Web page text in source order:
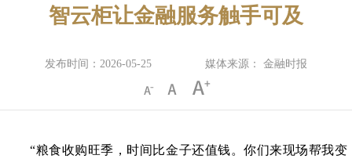
智云柜让金融服务触手可及
发布时间：2026-05-25 媒体来源： 金融时报
“粮食收购旺季，时间比金子还值钱。你们来现场帮我变